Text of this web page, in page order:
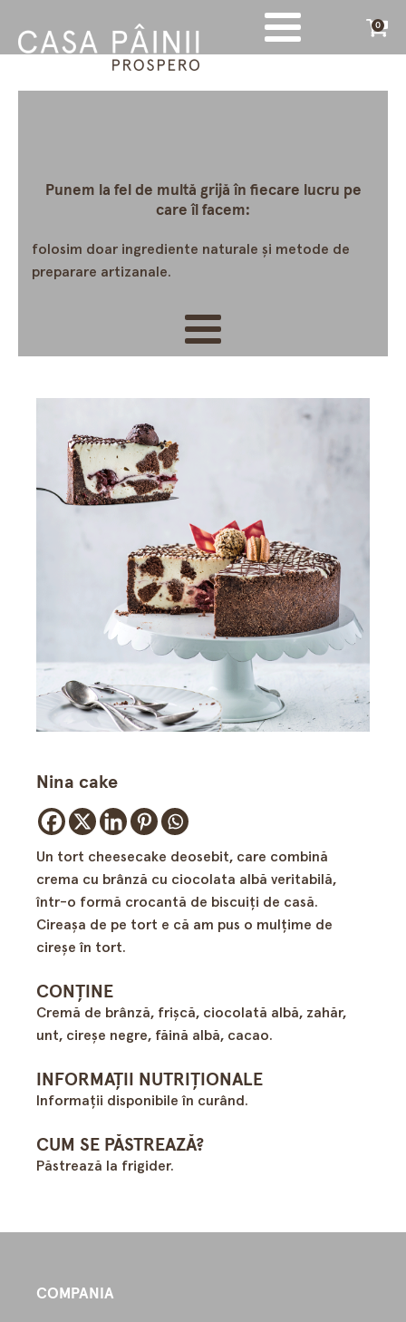
0
Punem la fel de multă grijă în fiecare lucru pe
care îl facem:
folosim doar ingrediente naturale și metode de
preparare artizanale.
Nina cake
Un tort cheesecake deosebit, care combină
crema cu brânză cu ciocolata albă veritabilă,
într-o formă crocantă de biscuiți de casă.
Cireașa de pe tort e că am pus o mulțime de
cireşe în tort.
CONȚINE
Cremă de brânză, frişcă, ciocolată albă, zahăr,
unt, cireşe negre, făină albă, cacao.
INFORMAȚII NUTRIȚIONALE
Informații disponibile în curând.
CUM SE PĂSTREAZĂ?
Păstrează la frigider.
COMPANIA